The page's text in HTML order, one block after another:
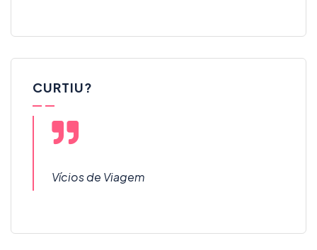
CURTIU?
Vícios de Viagem